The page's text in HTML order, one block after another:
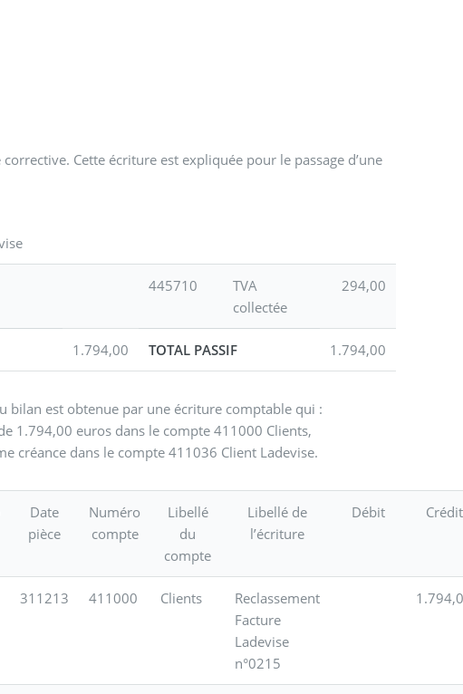
Cette écriture est expliquée pour le passage d’une
445710
TVA
collectée
294,00
1.794,00 TOTAL PASSIF 1.794,00
bilan est obtenue par une écriture comptable qui :
1.794,00 euros dans le compte 411000 Clients,
créance dans le compte 411036 Client Ladevise.
Date
pièce
Numéro
compte
Libellé
du
compte
Libellé de
l’écriture
Débit Crédit
311213 411000 Clients
Reclassement
Facture
Ladevise
n°0215